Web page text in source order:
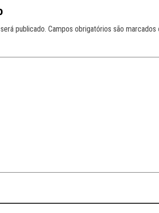
publicado. Campos obrigatórios são marcados